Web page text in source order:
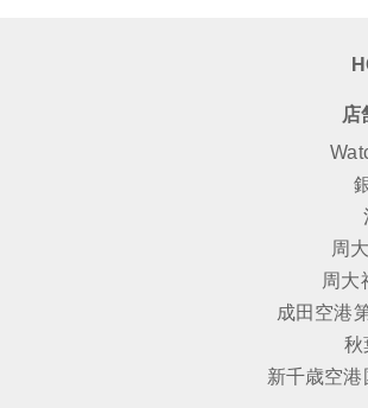
店
周
周大
成田空港
秋
新千歳空